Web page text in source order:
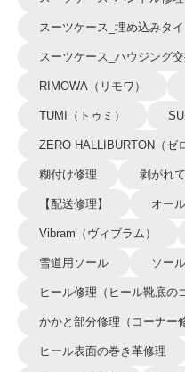
スーツケース_埋め込みタ
スーツケース_ハウジング
RIMOWA（リモワ）
TUMI（トゥミ）
ZERO HALLIBURTON（ゼ
糊付け修理 剥がれ
【配送修理】 オー
Vibram（ヴィブラム）
雪道用ソール ソー
ヒール修理（ヒール靴底の
かかと部分修理（コーナー
ヒール表面の巻き革修理